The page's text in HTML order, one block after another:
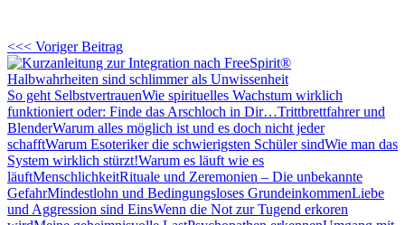
<<< Voriger Beitrag
Halbwahrheiten sind schlimmer als Unwissenheit
So geht SelbstvertrauenWie spirituelles Wachstum wirklich
funktioniert oder: Finde das Arschloch in Dir…Trittbrettfahrer und
BlenderWarum alles möglich ist und es doch nicht jeder
schafftWarum Esoteriker die schwierigsten Schüler sindWie man das
System wirklich stürzt!Warum es läuft wie es
läuftMenschlichkeitRituale und Zeremonien – Die unbekannte
GefahrMindestlohn und Bedingungsloses GrundeinkommenLiebe
und Aggression sind EinsWenn die Not zur Tugend erkoren